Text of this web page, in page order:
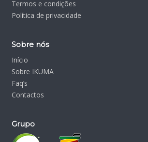
Termos e condições
Política de privacidade
Sobre nós
Início
Sobre IKUMA
Faq’s
Contactos
Grupo